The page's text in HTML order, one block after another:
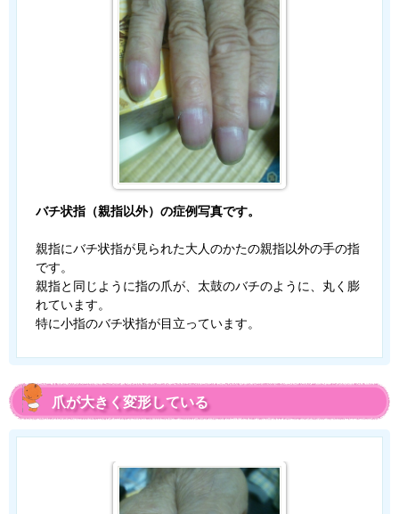
バチ状指（親指以外）の症例写真です。
親指にバチ状指が見られた大人のかたの親指以外の手の指
です。
親指と同じように指の爪が、太鼓のバチのように、丸く膨
れています。
特に小指のバチ状指が目立っています。
爪が大きく変形している